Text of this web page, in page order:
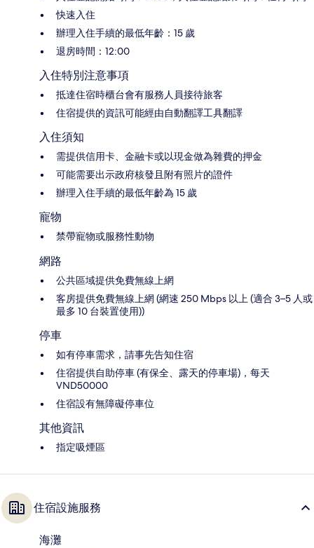
快速入住
辦理入住手續的最低年齡：15 歲
退房時間：12:00
入住特別注意事項
抵達住宿時櫃台會有服務人員接待旅客
住宿提供的資訊可能經由自動翻譯工具翻譯
入住須知
需提供信用卡、金融卡或以現金做為雜費的押金
可能需要出示政府核發且附有照片的證件
辦理入住手續的最低年齡為 15 歲
寵物
禁帶寵物或服務性動物
網路
公共區域提供免費無線上網
客房提供免費無線上網 (網速 250 Mbps 以上 (適合 3–5 人或
最多 10 台裝置使用))
停車
如有停車需求，請事先告知住宿
住宿提供自助停車 (有保全、露天的停車場)，每天
VND50000
住宿設有無障礙停車位
其他資訊
指定吸煙區
住宿設施服務
海灘